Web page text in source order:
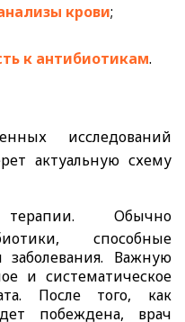
крови;
к антибиотикам.
исследований
актуальную схему
терапии. Обычно
способные
заболевания. Важную
и систематическое
После того, как
побеждена, врач